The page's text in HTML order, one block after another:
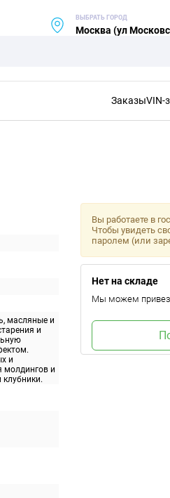
ВЫБРАТЬ ГОРОД
Москва (ул
ЗаказыVIN-
масляные и
и
и
молдингов и
Вы работаете в
Чтобы увидеть
паролем (или
Нет на складе
Мы можем